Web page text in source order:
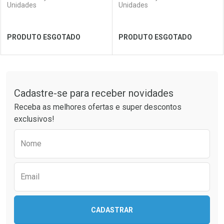
Unidades
PRODUTO ESGOTADO
Laboratório
Por Menos
Unidades
PRODUTO ESGOTADO
Laboratório
Por Menos
Cadastre-se para receber novidades
Receba as melhores ofertas e super descontos
exclusivos!
Nome
Email
CADASTRAR